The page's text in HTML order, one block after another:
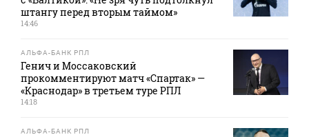
штангу перед вторым таймом»
14:46
АЛЬФА-БАНК РПЛ
Генич и Моссаковский
прокомментируют матч «Спартак» —
«Краснодар» в третьем туре РПЛ
14:18
АЛЬФА-БАНК РПЛ